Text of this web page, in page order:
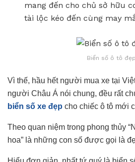
mang đến cho chủ sở hữu
tài lộc kéo đến cùng may
Biển số ô tô đẹp
Vì thế, hầu hết người mua xe tại
người Châu Á nói chung, đều rất
biển số xe đẹp cho chiếc ô tô mới
Theo quan niệm trong phong thủy
hoa” là những con số được gọi là